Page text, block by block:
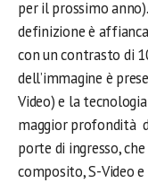
per il prossimo
definizione è
con un contrasto di
dell’immagine è
Video) e la
maggior profondità
porte di ingresso,
composito, S-Video